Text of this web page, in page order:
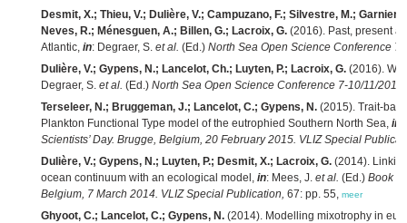
Desmit, X.; Thieu, V.; Dulière, V.; Campuzano, F.; Silvestre, M.;
Neves, R.; Ménesguen, A.; Billen, G.; Lacroix, G. (2016). Past, present
Atlantic, in: Degraer, S. et al. (Ed.) North Sea Open Science Conference
Dulière, V.; Gypens, N.; Lancelot, Ch.; Luyten, P.; Lacroix, G. (2016).
Degraer, S. et al. (Ed.) North Sea Open Science Conference 7-10/11/
Terseleer, N.; Bruggeman, J.; Lancelot, C.; Gypens, N. (2015). Trait-
Plankton Functional Type model of the eutrophied Southern North Sea, in
Scientists’ Day. Brugge, Belgium, 20 February 2015. VLIZ Special
Dulière, V.; Gypens, N.; Luyten, P.; Desmit, X.; Lacroix, G. (2014).
ocean continuum with an ecological model, in: Mees, J. et al. (Ed.) Book of
Belgium, 7 March 2014. VLIZ Special Publication, 67: pp. 55, meer
Ghyoot, C.; Lancelot, C.; Gypens, N. (2014). Modelling mixotrophy in